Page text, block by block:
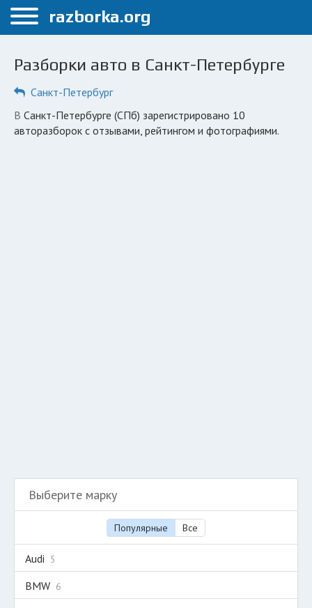
Меню
Санкт-Петербург
ПОЛЬЗОВАТЕЛЯМ
Каталог разборок
Разборки авто в Санкт-Петербурге
Санкт-Петербург
в Санкт-Петербурге (СПб) зарегистрировано 10
авторазборок с отзывами, рейтингом и фотографиями.
Выберите марку
Популярные Все
Audi 5
BMW 6
razborka.org